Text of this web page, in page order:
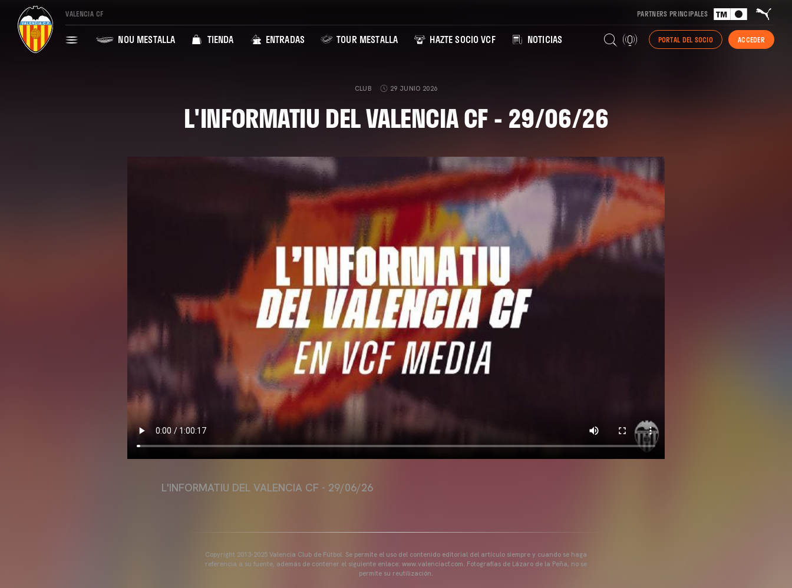
VALENCIA CF PARTNERS PRINCIPALES
NOU MESTALLA TIENDA ENTRADAS TOUR MESTALLA HAZTE SOCIO VCF NOTICIAS PORTAL DEL SOCIO ACCEDER
CLUB 29 JUNIO 2026
L'INFORMATIU DEL VALENCIA CF - 29/06/26
L'INFORMATIU DEL VALENCIA CF - 29/06/26
Copyright 2013-2025 Valencia Club de Fútbol. Se permite el uso del contenido editorial del artículo siempre y cuando se haga
referencia a su fuente, además de contener el siguiente enlace: www.valenciacf.com. Fotografías de Lázaro de la Peña, no se
permite su reutilización.